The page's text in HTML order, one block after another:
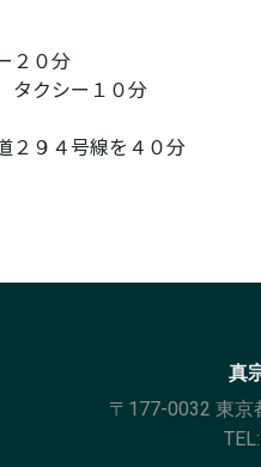
２９４号線を４０分
真
〒177-0032 東
TEL: